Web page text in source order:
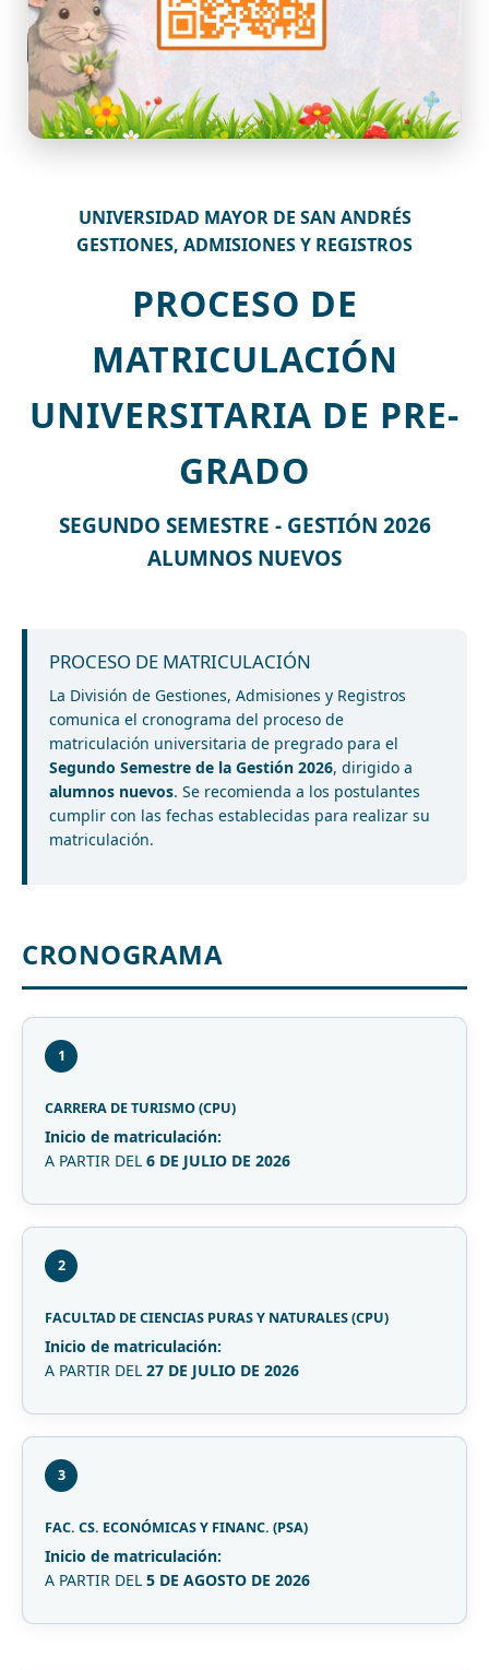
UNIVERSIDAD MAYOR DE SAN ANDRÉS
GESTIONES, ADMISIONES Y REGISTROS
PROCESO DE
MATRICULACIÓN
UNIVERSITARIA DE PRE-
GRADO
SEGUNDO SEMESTRE - GESTIÓN 2026
ALUMNOS NUEVOS
PROCESO DE MATRICULACIÓN
La División de Gestiones, Admisiones y Registros
comunica el cronograma del proceso de
matriculación universitaria de pregrado para el
Segundo Semestre de la Gestión 2026, dirigido a
alumnos nuevos. Se recomienda a los postulantes
cumplir con las fechas establecidas para realizar su
matriculación.
CRONOGRAMA
1
CARRERA DE TURISMO (CPU)
Inicio de matriculación:
A PARTIR DEL 6 DE JULIO DE 2026
2
FACULTAD DE CIENCIAS PURAS Y NATURALES (CPU)
Inicio de matriculación:
A PARTIR DEL 27 DE JULIO DE 2026
3
FAC. CS. ECONÓMICAS Y FINANC. (PSA)
Inicio de matriculación:
A PARTIR DEL 5 DE AGOSTO DE 2026